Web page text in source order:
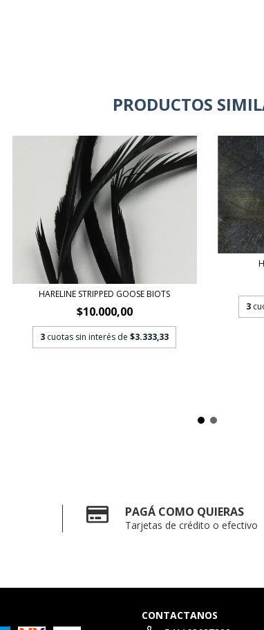
PRODUCTOS
HARELINE STRIPPED GOOSE BIOTS
$10.000,00
3 cuotas sin interés de$3.333,33
3
PAGÁ COMO QUIERAS
Tarjetas de crédito o efectivo
CONTACTANOS